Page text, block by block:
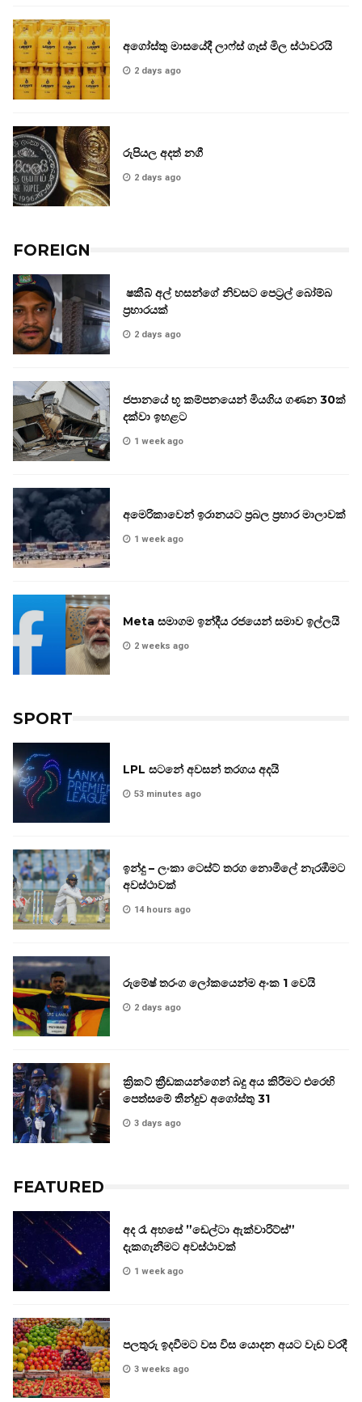
අගෝස්තු මාසයේදී ලාෆ්ස් ගෑස් මිල ස්ථාවරයි
2 days ago
රුපියල අදත් නගී
2 days ago
FOREIGN
ෂකීබ් අල් හසන්ගේ නිවසට පෙට්‍රල් බෝම්බ
ප්‍රහාරයක්
2 days ago
ජපානයේ භූ කම්පනයෙන් මියගිය ගණන 30ක්
දක්වා ඉහළට
1 week ago
අමෙරිකාවෙන් ඉරානයට ප්‍රබල ප්‍රහාර මාලාවක්
1 week ago
Meta සමාගම ඉන්දීය රජයෙන් සමාව ඉල්ලයි
2 weeks ago
SPORT
LPL සටනේ අවසන් තරගය අදයි
53 minutes ago
ඉන්දු – ලංකා ටෙස්ට් තරග නොමිලේ නැරඹීමට
අවස්ථාවක්
14 hours ago
රුමේෂ් තරංග ලෝකයෙන්ම අංක 1 වෙයි
2 days ago
ක්‍රිකට් ක්‍රීඩකයන්ගෙන් බදු අය කිරීමට එරෙහි
පෙත්සමේ තීන්දුව අගෝස්තු 31
3 days ago
FEATURED
අද රෑ අහසේ ”ඩෙල්ටා ඇක්වාරිට්ස්”
දැකගැනීමට අවස්ථාවක්
1 week ago
පලතුරු ඉදවීමට වස විස යොදන අයට වැඩ වරදී
3 weeks ago